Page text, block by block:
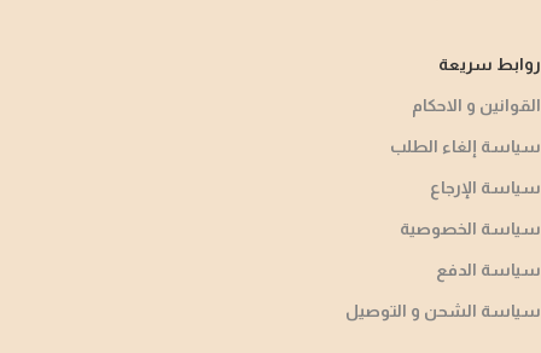
روابط سريعة
القوانين و الاحكام
سياسة إلغاء الطلب
سياسة الإرجاع
سياسة الخصوصية
سياسة الدفع
سياسة الشحن و التوصيل